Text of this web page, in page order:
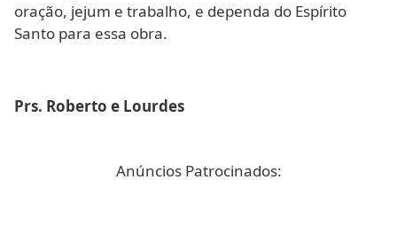
oração, jejum e trabalho, e dependa do Espírito
Santo para essa obra.
Prs. Roberto e Lourdes
Anúncios Patrocinados: